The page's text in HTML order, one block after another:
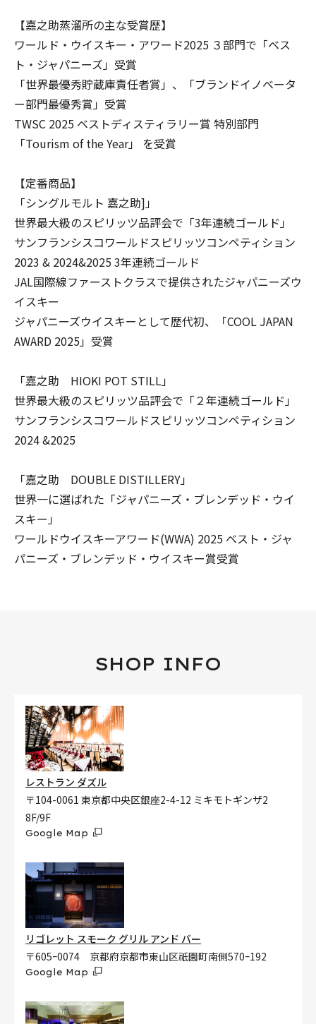
【嘉之助蒸溜所の主な受賞歴】
ワールド・ウイスキー・アワード2025 ３部門で「ベス
ト・ジャパニーズ」受賞
「世界最優秀貯蔵庫責任者賞」、「ブランドイノベータ
ー部門最優秀賞」受賞
TWSC 2025 ベストディスティラリー賞 特別部門
「Tourism of the Year」 を受賞
【定番商品】
「シングルモルト 嘉之助]」
世界最大級のスピリッツ品評会で「3年連続ゴールド」
サンフランシスコワールドスピリッツコンペティション
2023 & 2024&2025 3年連続ゴールド
JAL国際線ファーストクラスで提供されたジャパニーズウ
イスキー
ジャパニーズウイスキーとして歴代初、「COOL JAPAN
AWARD 2025」受賞
「嘉之助 HIOKI POT STILL」
世界最大級のスピリッツ品評会で「２年連続ゴールド」
サンフランシスコワールドスピリッツコンペティション
2024 &2025
「嘉之助 DOUBLE DISTILLERY」
世界一に選ばれた「ジャパニーズ・ブレンデッド・ウイ
スキー」
ワールドウイスキーアワード(WWA) 2025 ベスト・ジャ
パニーズ・ブレンデッド・ウイスキー賞受賞
SHOP INFO
レストラン ダズル
〒104-0061 東京都中央区銀座2-4-12 ミキモトギンザ2
8F/9F
Google Map
リゴレット スモーク グリル アンド バー
〒605ｰ0074 京都府京都市東山区祇園町南側570ｰ192
Google Map